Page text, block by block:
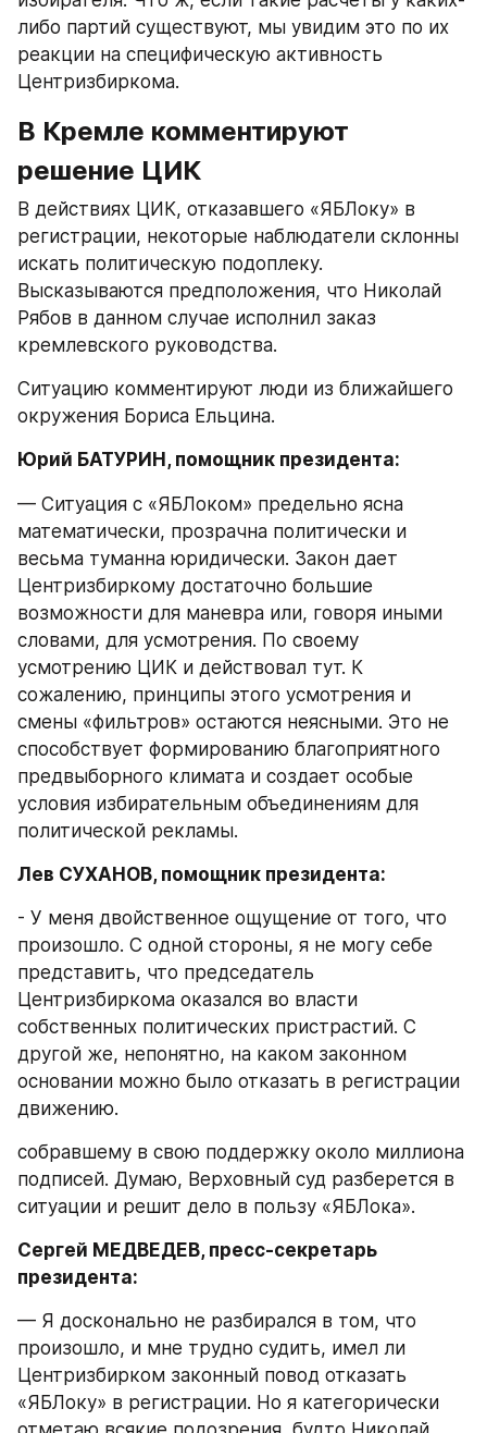
либо партий существуют, мы увидим это по их
реакции на специфическую активность
Центризбиркома.
В Кремле комментируют
решение ЦИК
В действиях ЦИК, отказавшего «ЯБЛоку» в
регистрации, некоторые наблюдатели склонны
искать политическую подоплеку.
Высказываются предположения, что Николай
Рябов в данном случае исполнил заказ
кремлевского руководства.
Ситуацию комментируют люди из ближайшего
окружения Бориса Ельцина.
Юрий БАТУРИН, помощник президента:
— Ситуация с «ЯБЛоком» предельно ясна
математически, прозрачна политически и
весьма туманна юридически. Закон дает
Центризбиркому достаточно большие
возможности для маневра или, говоря иными
словами, для усмотрения. По своему
усмотрению ЦИК и действовал тут. К
сожалению, принципы этого усмотрения и
смены «фильтров» остаются неясными. Это не
способствует формированию благоприятного
предвыборного климата и создает особые
условия избирательным объединениям для
политической рекламы.
Лев СУХАНОВ, помощник президента:
- У меня двойственное ощущение от того, что
произошло. С одной стороны, я не могу себе
представить, что председатель
Центризбиркома оказался во власти
собственных политических пристрастий. С
другой же, непонятно, на каком законном
основании можно было отказать в регистрации
движению.
собравшему в свою поддержку около миллиона
подписей. Думаю, Верховный суд разберется в
ситуации и решит дело в пользу «ЯБЛока».
Сергей МЕДВЕДЕВ, пресс-секретарь
президента:
— Я досконально не разбирался в том, что
произошло, и мне трудно судить, имел ли
Центризбирком законный повод отказать
«ЯБЛоку» в регистрации. Но я категорически